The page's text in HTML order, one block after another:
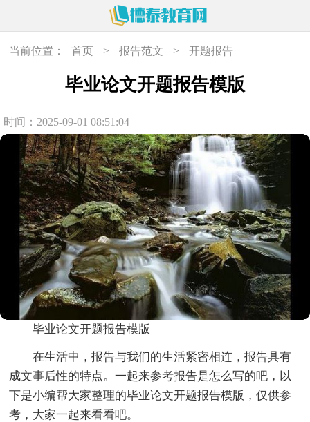
当前位置： 首页 > 报告范文 > 开题报告
毕业论文开题报告模版
时间：2025-09-01 08:51:04
毕业论文开题报告模版
在生活中，报告与我们的生活紧密相连，报告具有
成文事后性的特点。一起来参考报告是怎么写的吧，以
下是小编帮大家整理的毕业论文开题报告模版，仅供参
考，大家一起来看看吧。